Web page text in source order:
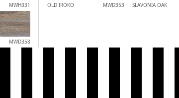
MWH331
MWD358
OLD IROKO MWD353 SLAVONIA OAK